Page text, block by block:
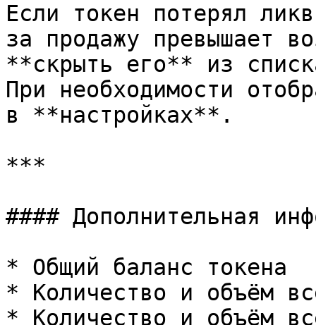
Если токен потерял
за продажу превышает
**скрыть его** из
При необходимости
в **настройках**.
***
#### Дополнительная
* Общий баланс токена
* Количество и объём
* Количество и объём